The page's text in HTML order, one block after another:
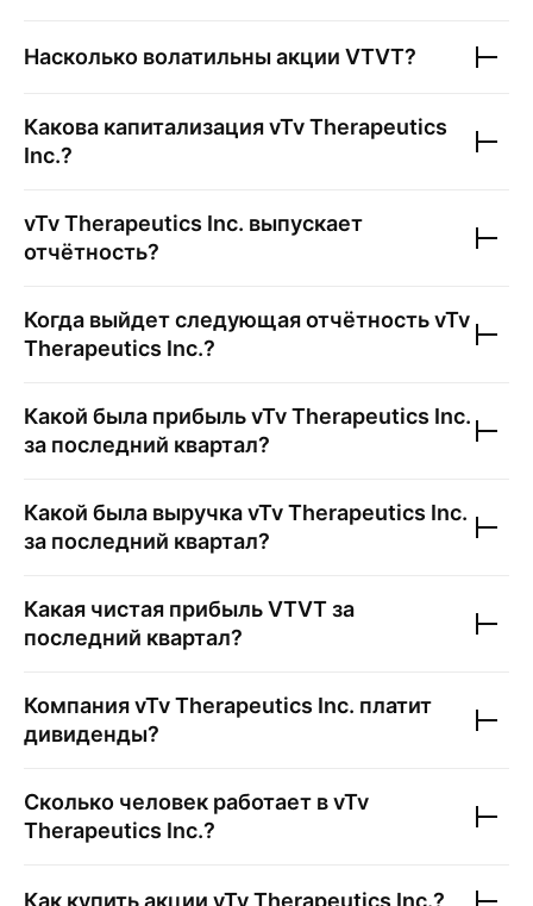
Насколько волатильны акции VTVT?
Какова капитализацияvTv Therapeutics
Inc.?
vTv Therapeutics Inc. выпускает
отчётность?
Когда выйдет следующая отчётностьvTv
Therapeutics Inc.?
Какой была прибыльvTv Therapeutics Inc.
за последний квартал?
Какой была выручкаvTv Therapeutics Inc.
за последний квартал?
Какая чистая прибыльVTVTза
последний квартал?
КомпанияvTv Therapeutics Inc. платит
дивиденды?
Сколько человек работает вvTv
Therapeutics Inc.?
Как купить акции vTv Therapeutics Inc.?